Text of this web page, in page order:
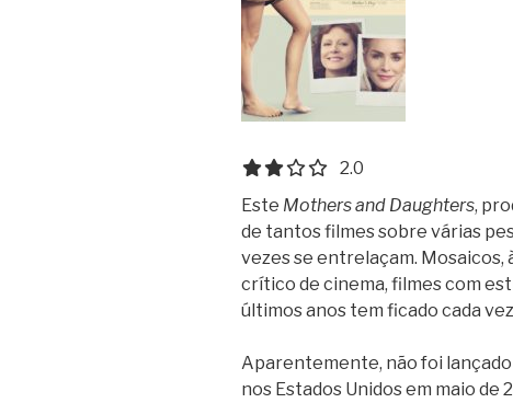
2.0 out of 5.0 stars
2.0
Este Mothers and Daughters,
de tantos filmes sobre várias
vezes se entrelaçam. Mosaicos,
crítico de cinema, filmes com
últimos anos tem ficado cada
Aparentemente, não foi
nos Estados Unidos em maio de